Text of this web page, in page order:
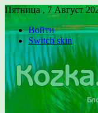
Пятница , 7 Август
Войти
Switch skin